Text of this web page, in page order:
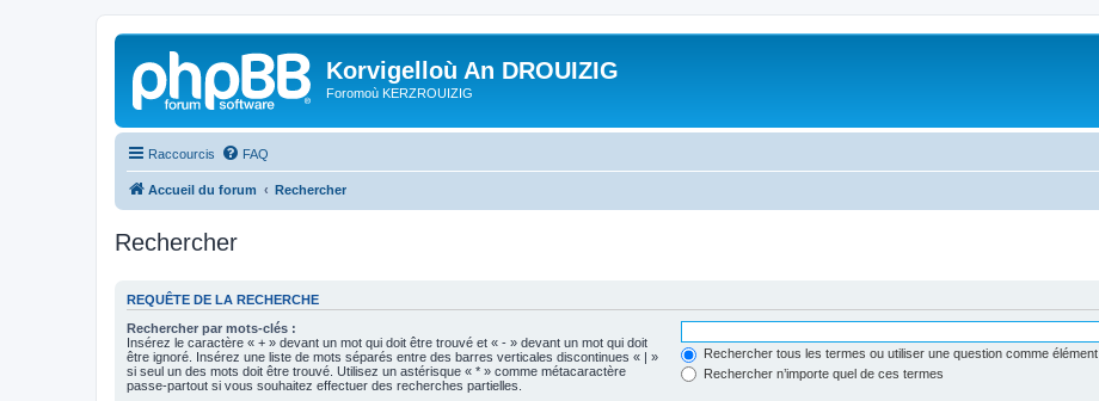
Korvigelloù An DROUIZIG
Foromoù KERZROUIZIG
Raccourcis FAQ
Accueil du forum Rechercher
Rechercher
REQUÊTE DE LA RECHERCHE
Rechercher par mots-clés :
Insérez le caractère « + » devant un mot qui doit être trouvé et « - » devant un mot qui doit
être ignoré. Insérez une liste de mots séparés entre des barres verticales discontinues « | »
si seul un des mots doit être trouvé. Utilisez un astérisque « * » comme métacaractère
passe-partout si vous souhaitez effectuer des recherches partielles.
Rechercher tous les termes ou utiliser une question comme élément
Rechercher n’importe quel de ces termes